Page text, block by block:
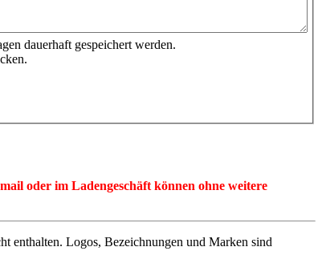
dauerhaft gespeichert werden.
oder im Ladengeschäft können ohne weitere
enthalten. Logos, Bezeichnungen und Marken sind